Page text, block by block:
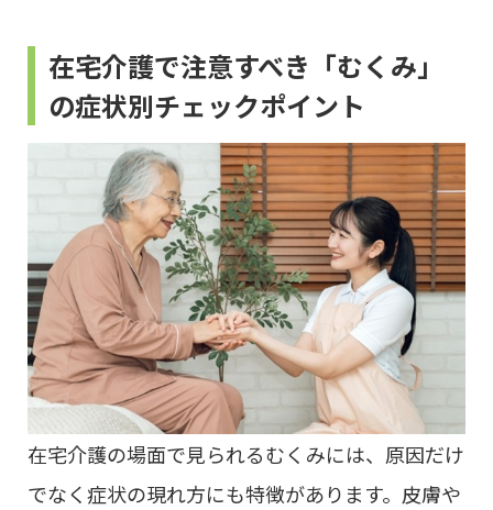
在宅介護で注意すべき「むくみ」
の症状別チェックポイント
在宅介護の場面で見られるむくみには、原因だけ
でなく症状の現れ方にも特徴があります。皮膚や